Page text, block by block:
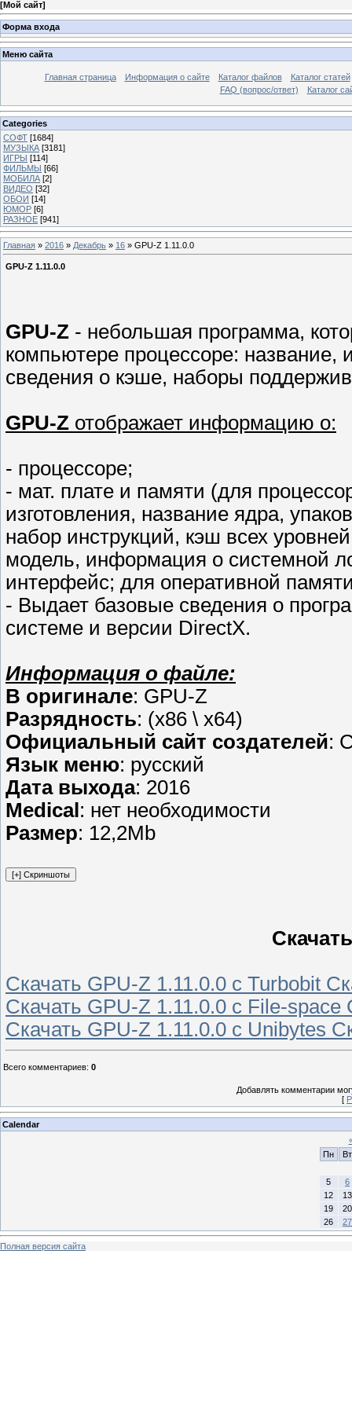
[Мой сайт]
Форма входа
Меню сайта
Главная страница Информация о сайте Каталог файлов
Каталог статей
FAQ (вопрос/ответ)
Каталог
Categories
СОФТ [1684]
МУЗЫКА [3181]
ИГРЫ [114]
ФИЛЬМЫ [66]
МОБИЛА [2]
ВИДЕО [32]
ОБОИ [14]
ЮМОР [6]
РАЗНОЕ [941]
Главная » 2016 » Декабрь » 16 » GPU-Z 1.11.0.0
GPU-Z 1.11.0.0
GPU-Z - небольшая программа,
компьютере процессоре: название,
сведения о кэше, наборы
GPU-Z отображает информацию о:
- процессоре;
- мат. плате и памяти (для
изготовления, название ядра,
набор инструкций, кэш всех
модель, информация о системной
интерфейс; для оперативной
- Выдает базовые сведения о
системе и версии DirectX.
Информация о файле:
В оригинале: GPU-Z
Разрядность: (x86 \ x64)
Официальный сайт создателей:
Язык меню: русский
Дата выхода: 2016
Medical : нет необходимости
Размер: 12,2Mb
Скачать GPU-Z 1.11.0.0 с Turbobit
Скачать GPU-Z 1.11.0.0 с File-space
Скачать GPU-Z 1.11.0.0 с Unibytes
Всего комментариев: 0
Добавлять комментарии
[
Calendar
Пн
Вт
5
6
12
13
19
20
26
27
Полная версия сайта